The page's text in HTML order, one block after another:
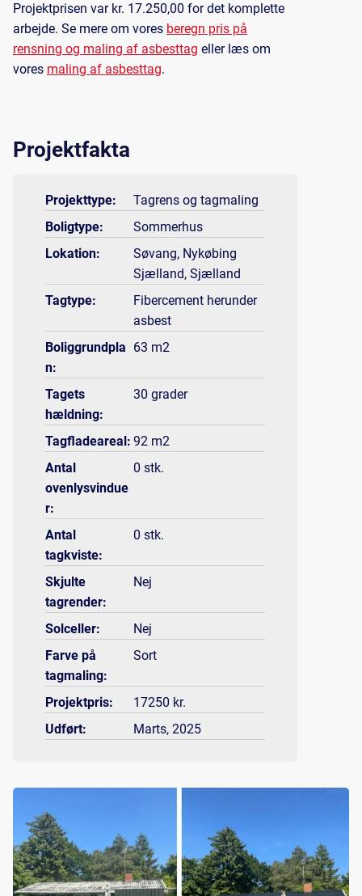
Projektprisen var kr. 17.250,00 for det komplette
arbejde. Se mere om vores beregn pris på
rensning og maling af asbesttag eller læs om
vores maling af asbesttag.
Projektfakta
Projekttype:
Tagrens og tagmaling
Boligtype:
Sommerhus
Lokation:
Søvang, Nykøbing
Sjælland, Sjælland
Tagtype:
Fibercement herunder
asbest
Boliggrundpla
n:
63 m2
Tagets
hældning:
30 grader
Tagfladeareal: 92 m2
Antal
ovenlysvindue
r:
0 stk.
Antal
tagkviste:
0 stk.
Skjulte
tagrender:
Nej
Solceller:
Nej
Farve på
tagmaling:
Sort
Projektpris:
17250 kr.
Udført:
Marts, 2025